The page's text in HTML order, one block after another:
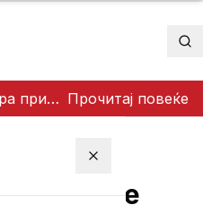
Apple ја одбра приватноста на корисниците: Одби да создаде пристап за полицијата до iCloud податоците Прочитај повеќе
Затвори мени
и повеќе